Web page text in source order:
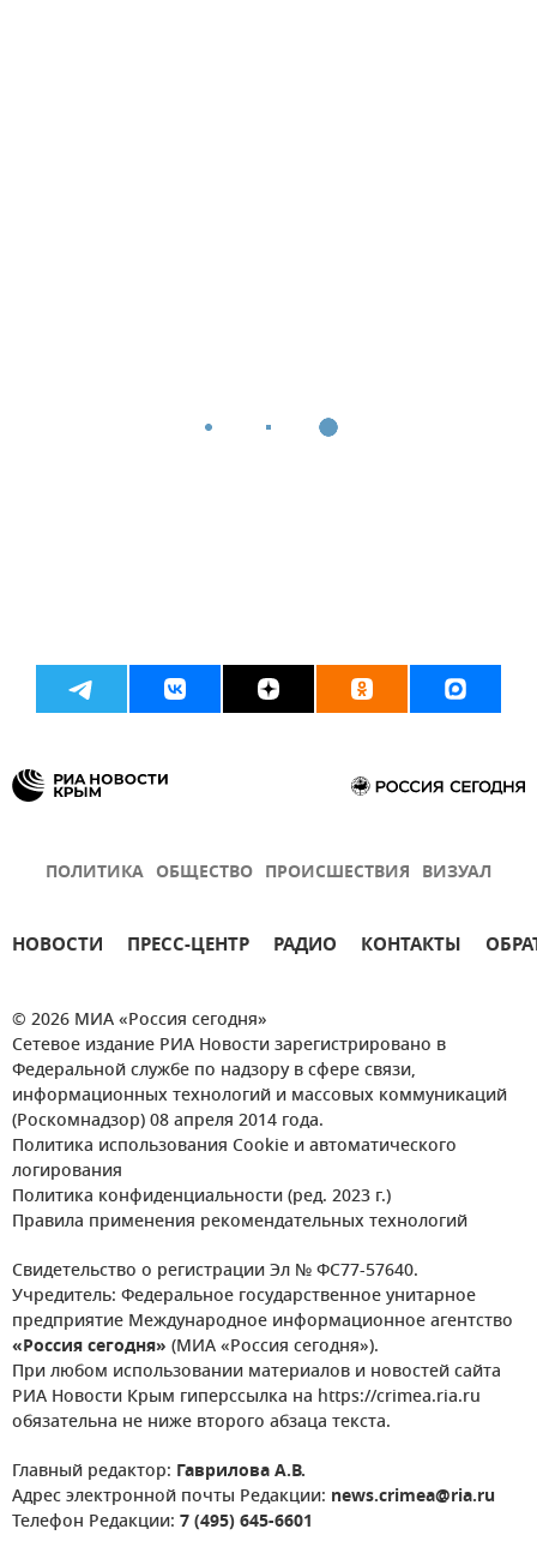
ПОЛИТИКА ОБЩЕСТВО ПРОИСШЕСТВИЯ ВИЗУАЛ
НОВОСТИ ПРЕСС-ЦЕНТР РАДИО КОНТАКТЫ
© 2026 МИА «Россия сегодня»
Сетевое издание РИА Новости зарегистрировано в
Федеральной службе по надзору в сфере связи,
информационных технологий и массовых коммуникаций
(Роскомнадзор) 08 апреля 2014 года.
Политика использования Cookie и автоматического
логирования
Политика конфиденциальности (ред. 2023 г.)
Правила применения рекомендательных технологий
Свидетельство о регистрации Эл № ФС77-57640.
Учредитель: Федеральное государственное унитарное
предприятие Международное информационное агентство
«Россия сегодня» (МИА «Россия сегодня»).
При любом использовании материалов и новостей сайта
РИА Новости Крым гиперссылка на https://crimea.ria.ru
обязательна не ниже второго абзаца текста.
Главный редактор: Гаврилова А.В.
Адрес электронной почты Редакции: news.crimea@ria.ru
Телефон Редакции: 7 (495) 645-6601